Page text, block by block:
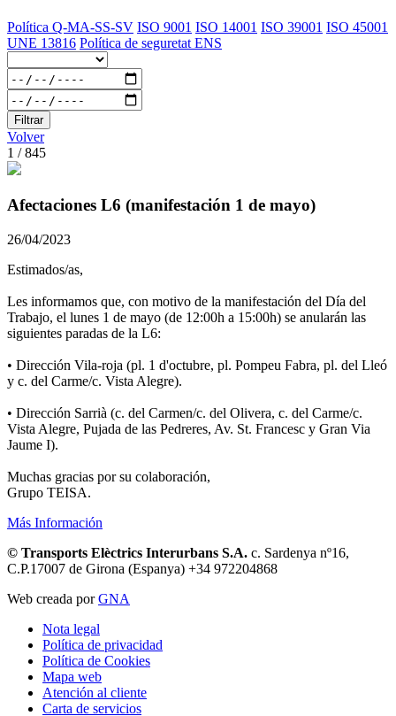
Política Q-MA-SS-SV ISO 9001 ISO 14001 ISO 39001 ISO 45001
UNE 13816 Política de seguretat ENS
Filtrar
Volver
1 / 845
Afectaciones L6 (manifestación 1 de mayo)
26/04/2023
Estimados/as,
Les informamos que, con motivo de la manifestación del Día del
Trabajo, el lunes 1 de mayo (de 12:00h a 15:00h) se anularán las
siguientes paradas de la L6:
• Dirección Vila-roja (pl. 1 d'octubre, pl. Pompeu Fabra, pl. del Lleó
y c. del Carme/c. Vista Alegre).
• Dirección Sarrià (c. del Carmen/c. del Olivera, c. del Carme/c.
Vista Alegre, Pujada de las Pedreres, Av. St. Francesc y Gran Via
Jaume I).
Muchas gracias por su colaboración,
Grupo TEISA.
Más Información
© Transports Elèctrics Interurbans S.A. c. Sardenya nº16,
C.P.17007 de Girona (Espanya) +34 972204868
Web creada porGNA
Nota legal
Política de privacidad
Política de Cookies
Mapa web
Atención al cliente
Carta de servicios